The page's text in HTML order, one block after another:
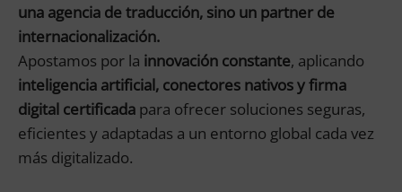
una agencia de traducción, sino un partner de
internacionalización.
Apostamos por la innovación constante, aplicando
inteligencia artificial, conectores nativos y firma
digital certificada para ofrecer soluciones seguras,
eficientes y adaptadas a un entorno global cada vez
más digitalizado.